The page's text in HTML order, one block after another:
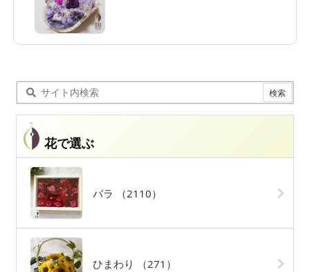
花で選ぶ
バラ （2110）
ひまわり （271）